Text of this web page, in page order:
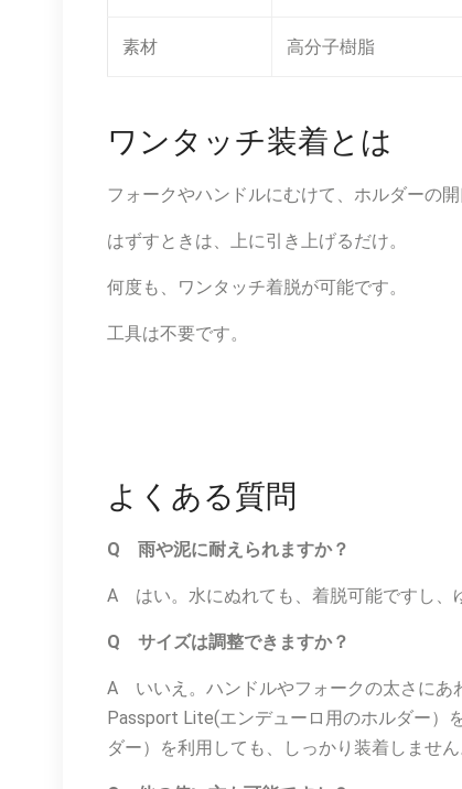
素材 高分子樹脂
ワンタッチ装着とは
フォークやハンドルにむけて、ホルダーの
はずすときは、上に引き上げるだけ。
何度も、ワンタッチ着脱が可能です。
工具は不要です。
よくある質問
Q 雨や泥に耐えられますか？
A はい。水にぬれても、着脱可能ですし、
Q サイズは調整できますか？
A いいえ。ハンドルやフォークの太さにあ
Passport Lite(エンデューロ用のホルダー）
ダー）を利用しても、しっかり装着しませ